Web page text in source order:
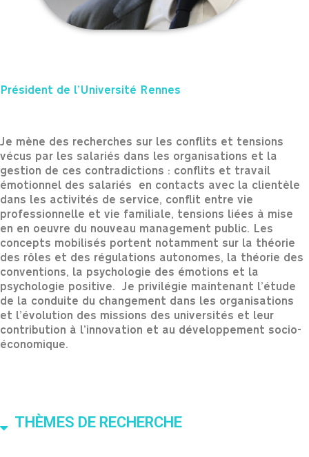
Président de l’Université Rennes
Je mène des recherches sur les conflits et tensions
vécus par les salariés dans les organisations et la
gestion de ces contradictions : conflits et travail
émotionnel des salariés en contacts avec la clientèle
dans les activités de service, conflit entre vie
professionnelle et vie familiale, tensions liées à mise
en en oeuvre du nouveau management public. Les
concepts mobilisés portent notamment sur la théorie
des rôles et des régulations autonomes, la théorie des
conventions, la psychologie des émotions et la
psychologie positive. Je privilégie maintenant l’étude
de la conduite du changement dans les organisations
et l’évolution des missions des universités et leur
contribution à l’innovation et au développement socio-
économique.
THÈMES DE RECHERCHE